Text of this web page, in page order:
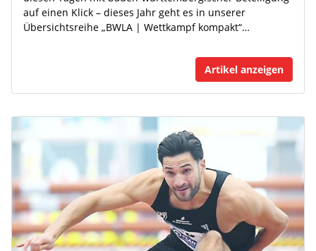
auf einen Klick – dieses Jahr geht es in unserer
Übersichtsreihe „BWLA | Wettkampf kompakt“…
Artikel anzeigen